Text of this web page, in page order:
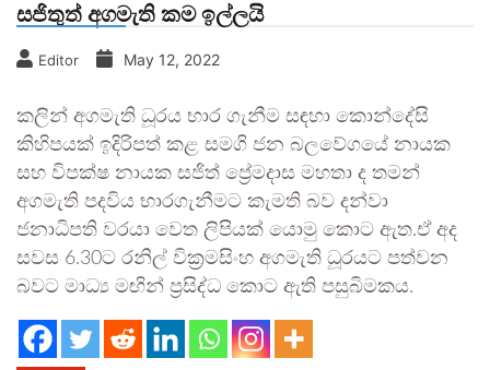
සජිතුත් අගමැති කම ඉල්ලයි
Editor May 12, 2022
කලින් අගමැති ධූරය භාර ගැනීම සඳහා කොන්දේසි
කිහිපයක් ඉදිරිපත් කළ සමගි ජන බලවේගයේ නායක
සහ විපක්ෂ නායක සජිත් ප්‍රේමදාස මහතා ද තමන්
අගමැති පදවිය භාරගැනීමට කැමති බව දන්වා
ජනාධිපති වරයා වෙත ලිපියක් යොමු කොට ඇත.ඒ අද
සවස 6.30ට රනිල් වික්‍රමසිංහ අගමැති ධූරයට පත්වන
බවට මාධ්‍ය මඟින් ප්‍රසිද්ධ කොට ඇති පසුබිමකය.